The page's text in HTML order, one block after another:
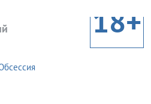
18+